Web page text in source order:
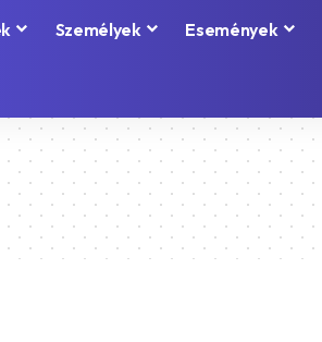
Személyek Események